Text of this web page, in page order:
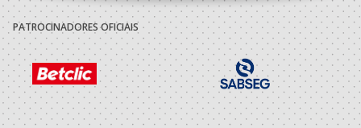
2018/19
A.A. Porto
Futebol Clube
Gaia
Seniores M
2017/18
PATROCINADORES OFICIAIS